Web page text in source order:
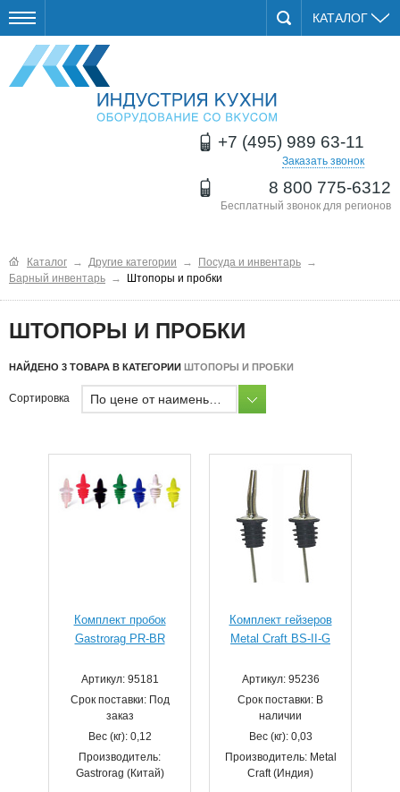
КАТАЛОГ
+7 (495) 989 63-11
Заказать звонок
8 800 775-6312
Бесплатный звонок для регионов
Каталог → Другие категории → Посуда и инвентарь →
Барный инвентарь → Штопоры и пробки
ШТОПОРЫ И ПРОБКИ
НАЙДЕНО 3 ТОВАРА В КАТЕГОРИИ ШТОПОРЫ И ПРОБКИ
Сортировка
Комплект пробок
Gastrorag PR-BR
Артикул: 95181
Срок поставки: Под
заказ
Вес (кг): 0,12
Производитель:
Gastrorag (Китай)
Комплект гейзеров
Metal Craft BS-II-G
Артикул: 95236
Срок поставки: В
наличии
Вес (кг): 0,03
Производитель: Metal
Craft (Индия)